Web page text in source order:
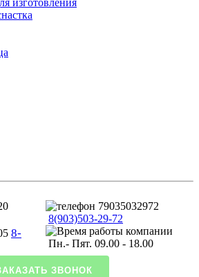
изготовления
8-
8(903)503-29-72
Пн.- Пят. 09.00 - 18.00
ЗВОНОК